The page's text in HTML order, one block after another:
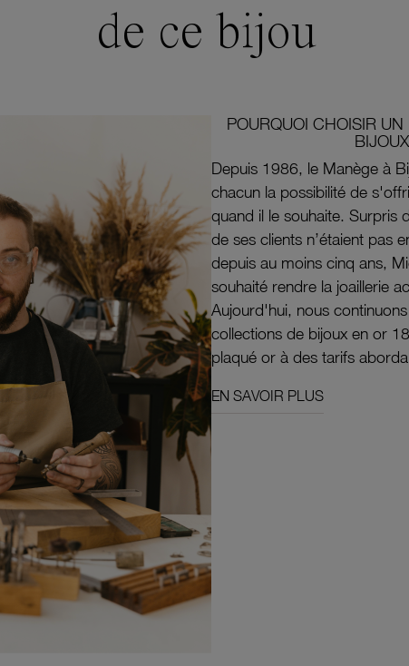
de ce bijou
POURQUOI CHOISIR
Depuis 1986, le Manège à
chacun la possibilité de
quand il le souhaite. Surpris
de ses clients n’étaient pas
depuis au moins cinq ans,
souhaité rendre la joaillerie
Aujourd'hui, nous
collections de bijoux en or
plaqué or à des tarifs
EN SAVOIR PLUS